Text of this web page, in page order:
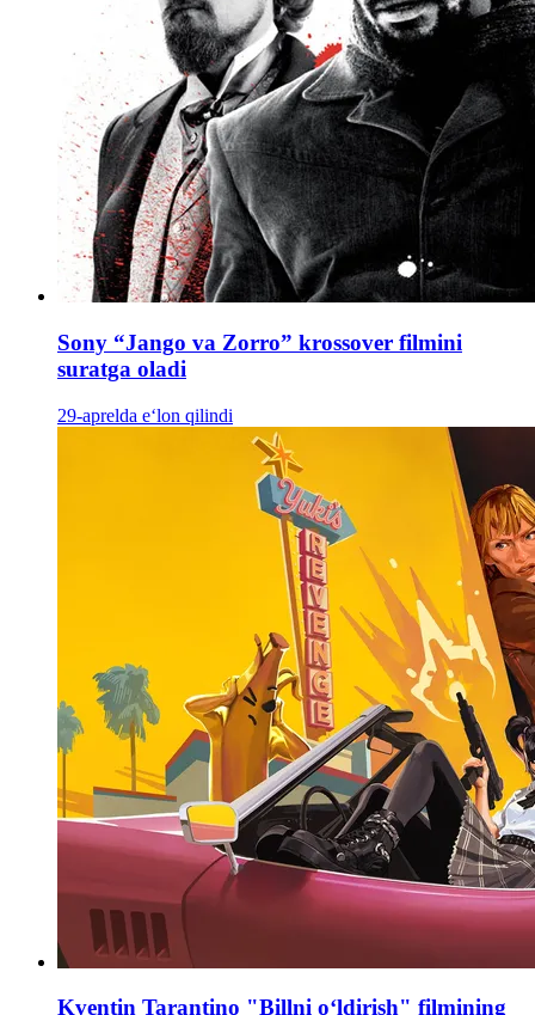
Sony “Jango va Zorro” krossover filmini
suratga oladi
29-aprelda e‘lon qilindi
Kventin Tarantino "Billni o‘ldirish" filmining